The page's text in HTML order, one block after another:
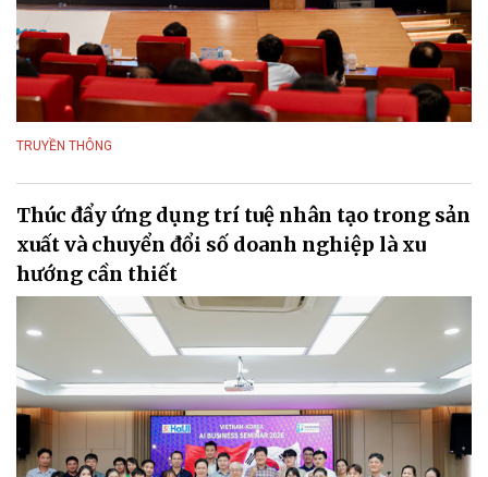
TRUYỀN THÔNG
Thúc đẩy ứng dụng trí tuệ nhân tạo trong sản
xuất và chuyển đổi số doanh nghiệp là xu
hướng cần thiết